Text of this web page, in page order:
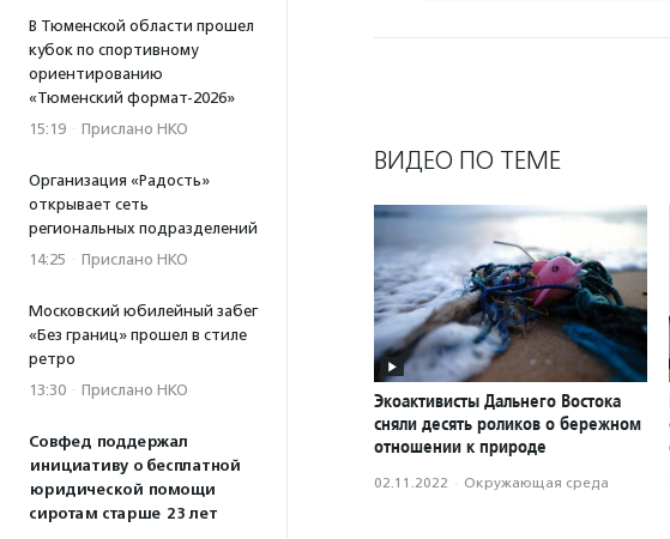
В Тюменской области прошел
кубок по спортивному
ориентированию
«Тюменский формат-2026»
15:19 · Прислано НКО
Организация «Радость»
открывает сеть
региональных подразделений
14:25 · Прислано НКО
Московский юбилейный забег
«Без границ» прошел в стиле
ретро
13:30 · Прислано НКО
Совфед поддержал
инициативу о бесплатной
юридической помощи
сиротам старше 23 лет
ВИДЕО ПО ТЕМЕ
Экоактивисты Дальнего Востока
сняли десять роликов о бережном
отношении к природе
02.11.2022 · Окружающая среда